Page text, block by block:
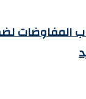
باب